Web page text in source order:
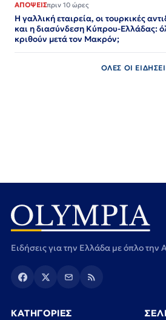
ΑΠΟΨΕΙΣπριν 10 ώρες
Η γαλλική εταιρεία, οι τουρκικές
και η διασύνδεση Κύπρου-Ελλάδας:
κριθούν μετά τον Μακρόν;
ΟΛΕΣ ΟΙ
Ειδήσεις για την Ελλάδα με όπλο την
ΚΑΤΗΓΟΡΙΕΣ